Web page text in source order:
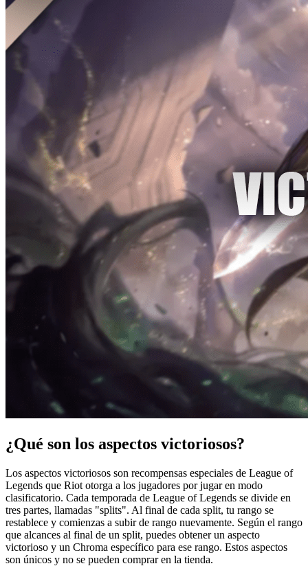
¿Qué son los aspectos victoriosos?
Los aspectos victoriosos son recompensas especiales de League of
Legends que Riot otorga a los jugadores por jugar en modo
clasificatorio. Cada temporada de League of Legends se divide en
tres partes, llamadas "splits". Al final de cada split, tu rango se
restablece y comienzas a subir de rango nuevamente. Según el rango
que alcances al final de un split, puedes obtener un aspecto
victorioso y un Chroma específico para ese rango. Estos aspectos
son únicos y no se pueden comprar en la tienda.